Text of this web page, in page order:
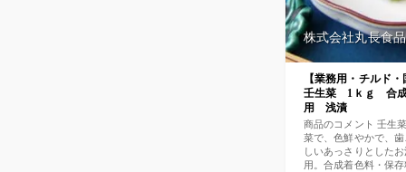
株式会社丸長食品
【業務用・チルド
壬生菜 1ｋｇ 合成
用 浅漬
商品のコメント 壬生
菜で、色鮮やかで、
しいあっさりとした
用。合成着色料・保